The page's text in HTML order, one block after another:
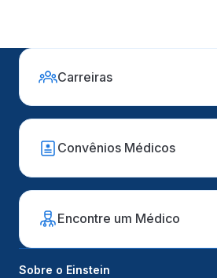
Carreiras
Convênios Médicos
Encontre um Médico
Sobre o Einstein